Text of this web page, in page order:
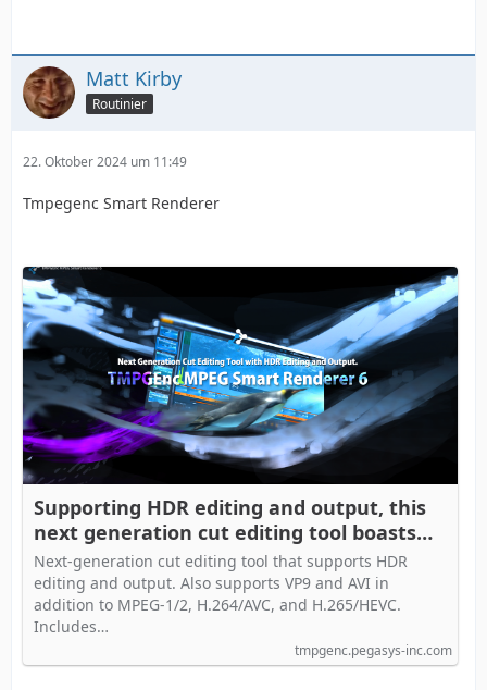
Matt Kirby
Routinier
22. Oktober 2024 um 11:49
Tmpegenc Smart Renderer
Supporting HDR editing and output, this
next generation cut editing tool boasts
super-fast output with practically no loss
in quality -- Smart Rendering. It's
TMPGEnc MPEG Smart Renderer 6
Next-generation cut editing tool that supports HDR
editing and output. Also supports VP9 and AVI in
addition to MPEG-1/2, H.264/AVC, and H.265/HEVC.
Includes…
tmpgenc.pegasys-inc.com